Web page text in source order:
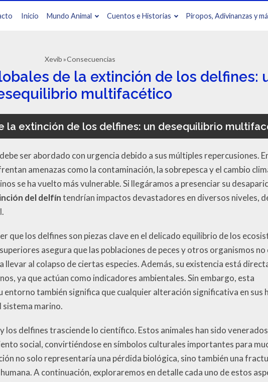
Inicio Mundo Animal Cuentos e Historias Piropos, Adivinanzas y
Xevib Consecuencias
de la extinción de los delfines:
multifacético
la extinción de los delfines: un desequilibrio
ser abordado con urgencia debido a sus múltiples repercusiones.
amenazas como la contaminación, la sobrepesca y el cambio
se ha vuelto más vulnerable. Si llegáramos a presenciar su
del delfíntendrían impactos devastadores en diversos niveles,
que los delfines son piezas clave en el delicado equilibrio de los
asegura que las poblaciones de peces y otros organismos no
al colapso de ciertas especies. Además, su existencia está
ya que actúan como indicadores ambientales. Sin embargo, esta
entorno también significa que cualquier alteración significativa en sus
marino.
los delfines trasciende lo científico. Estos animales han sido
social, convirtiéndose en símbolos culturales importantes para
no solo representaría una pérdida biológica, sino también una
A continuación, exploraremos en detalle cada uno de estos